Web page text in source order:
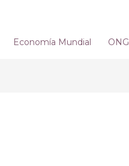
Economía Mundial